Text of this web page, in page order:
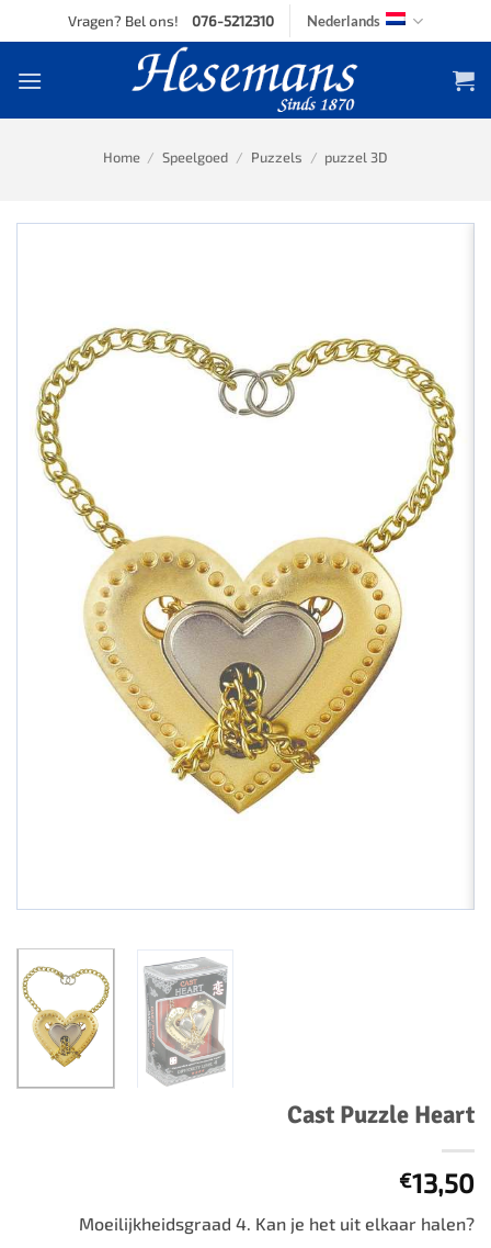
to
Vragen? Bel ons! 076-5212310 Nederlands
Home / Speelgoed / Puzzels / puzzel 3D
Cast Puzzle Heart
€13,50
Moeilijkheidsgraad 4. Kan je het uit elkaar halen?